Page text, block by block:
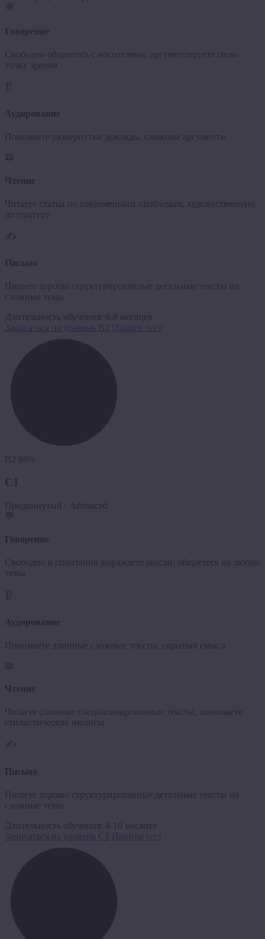
💬
Говорение
Свободно общаетесь с носителями, аргументируете свою
точку зрения
👂
Аудирование
Понимаете развернутые доклады, сложные аргументы
📖
Чтение
Читаете статьи по современным проблемам, художественную
литературу
✍️
Письмо
Пишете хорошо структурированные детальные тексты на
сложные темы
Длительность обучения: 6-8 месяцев
Записаться на уровень B2 Пройти тест
B2 66%
C1
Продвинутый / Advanced
💬
Говорение
Свободно и спонтанно выражаете мысли, общаетесь на любые
темы
👂
Аудирование
Понимаете длинные сложные тексты, скрытый смысл
📖
Чтение
Читаете сложные специализированные тексты, понимаете
стилистические нюансы
✍️
Письмо
Пишете хорошо структурированные детальные тексты на
сложные темы
Длительность обучения: 8-10 месяцев
Записаться на уровень C1
Пройти тест